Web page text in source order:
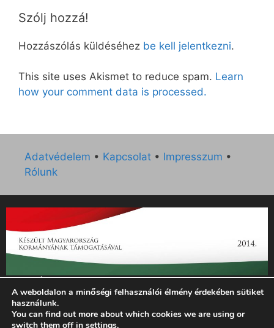
Szólj hozzá!
Hozzászólás küldéséhez be kell jelentkezni.
This site uses Akismet to reduce spam. Learn
how your comment data is processed.
Adatvédelem • Kapcsolat • Impresszum •
Rólunk
„Az Új Ember katolikus hetilap 2014. évi működésének
támogatását az EGYH-KCP-14-P-0121 sz. támogatási
szerződés keretében 3 000 000 Ft összegben támogatta az
Emberi Erőforrások Minisztériuma.”
A weboldalon a minőségi felhasználói élmény érdekében sütiket
használunk.
You can find out more about which cookies we are using or
switch them off in settings.